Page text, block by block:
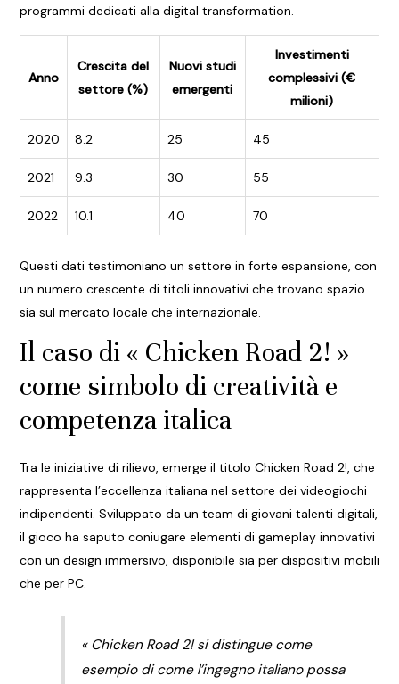
programmi dedicati alla digital transformation.
Anno
Crescita del
settore (%)
Nuovi studi
emergenti
Investimenti
complessivi (€
milioni)
2020 8.2 25 45
2021 9.3 30 55
2022 10.1 40 70
Questi dati testimoniano un settore in forte espansione, con
un numero crescente di titoli innovativi che trovano spazio
sia sul mercato locale che internazionale.
Il caso di « Chicken Road 2! »
come simbolo di creatività e
competenza italica
Tra le iniziative di rilievo, emerge il titolo Chicken Road 2!, che
rappresenta l’eccellenza italiana nel settore dei videogiochi
indipendenti. Sviluppato da un team di giovani talenti digitali,
il gioco ha saputo coniugare elementi di gameplay innovativi
con un design immersivo, disponibile sia per dispositivi mobili
che per PC.
« Chicken Road 2!si distingue come
esempio di come l’ingegno italiano possa